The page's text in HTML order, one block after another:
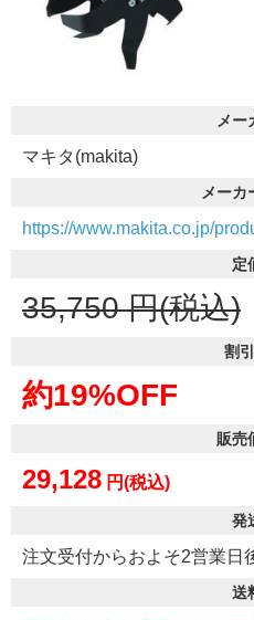
メー
マキタ(makita)
メーカ
https://www.makita.co.jp/
定
35,750 円(税込)
割
約19%OFF
販売
29,128 円(税込)
発
注文受付からおよそ2営業日
送